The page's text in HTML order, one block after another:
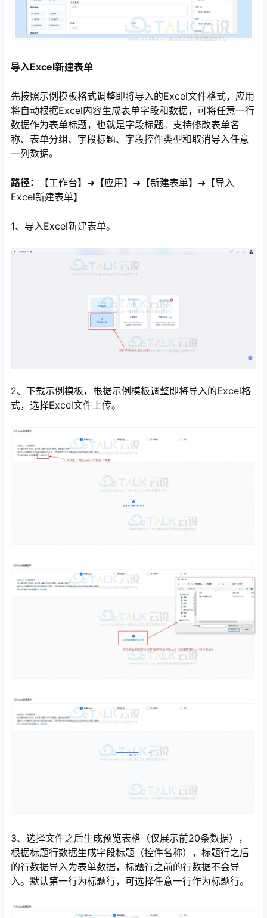
导入Excel新建表单
先按照示例模板格式调整即将导入的Excel文件格式，应用
将自动根据Excel内容生成表单字段和数据，可将任意一行
数据作为表单标题，也就是字段标题。支持修改表单名
称、表单分组、字段标题、字段控件类型和取消导入任意
一列数据。
路径：
【工作台】➜【应用】➜【新建表单】➜【导入
Excel新建表单】
1、导入Excel新建表单。
2、下载示例模板，根据示例模板调整即将导入的Excel格
式，选择Excel文件上传。
3、选择文件之后生成预览表格（仅展示前20条数据），
根据标题行数据生成字段标题（控件名称），标题行之后
的行数据导入为表单数据，标题行之前的行数据不会导
入。默认第一行为标题行，可选择任意一行作为标题行。